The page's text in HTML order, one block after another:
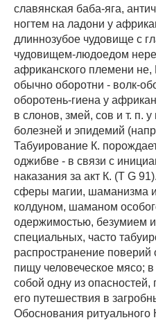
славянская баба-яга,
ногтем на ладони у
длиннозубое чудовище с
чудовищем-людоедом
африканского племени
обычно оборотни - волк-
оборотень-гиена у
в слонов, змей, сов и т. п.
болезней и эпидемий
Табуирование К.
оджибве - в связи с
наказания за акт К. (Т G
сферы магии, шаманизма
колдуном, шаманом
одержимостью, безумием
специальных, часто
распространение
пищу человеческое мясо;
собой одну из
его путешествия в
Обоснования